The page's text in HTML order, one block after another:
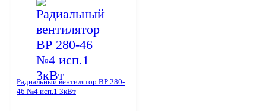
Радиальный вентилятор ВР 280-
46 №4 исп.1 3кВт